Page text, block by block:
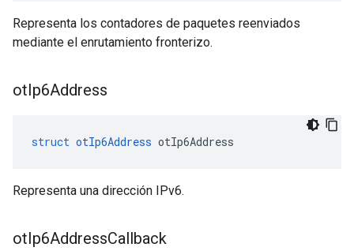
Representa los contadores de paquetes reenviados
mediante el enrutamiento fronterizo.
otIp6Address
struct otIp6Address otIp6Address
Representa una dirección IPv6.
otIp6AddressCallback